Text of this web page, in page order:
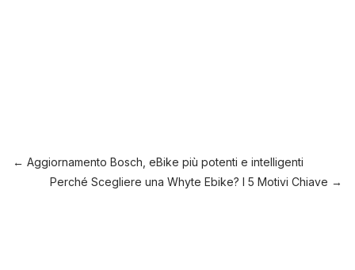
←Aggiornamento Bosch, eBike più potenti e intelligenti
Perché Scegliere una Whyte Ebike? I 5 Motivi Chiave →